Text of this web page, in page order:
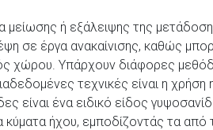
μείωσης ή εξάλειψης της
σε έργα ανακαίνισης, καθώς
χώρου. Υπάρχουν διάφορες
τεχνικές είναι η
είναι ένα ειδικό είδος
κύματα ήχου, εμποδίζοντάς τα